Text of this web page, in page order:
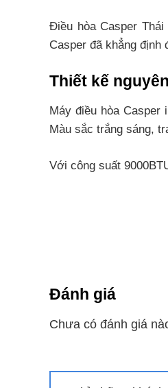
Điều hòa Casper
Casper đã khẳng
Thiết kế
Máy điều hòa
Màu sắc trắng sáng,
Với công suất
giảm điện năng tiêu
Cảm biến thân
Đánh giá
Chưa có đánh giá